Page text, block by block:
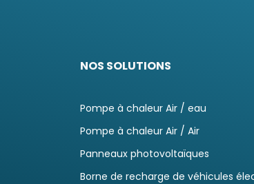
NOS SOLUTIONS
Pompe à chaleur Air / eau
Pompe à chaleur Air / Air
Panneaux photovoltaïques
Borne de recharge de véhicules